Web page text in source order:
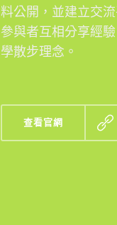
料公開，並建立交
參與者互相分享經
學散步理念。
查看官網